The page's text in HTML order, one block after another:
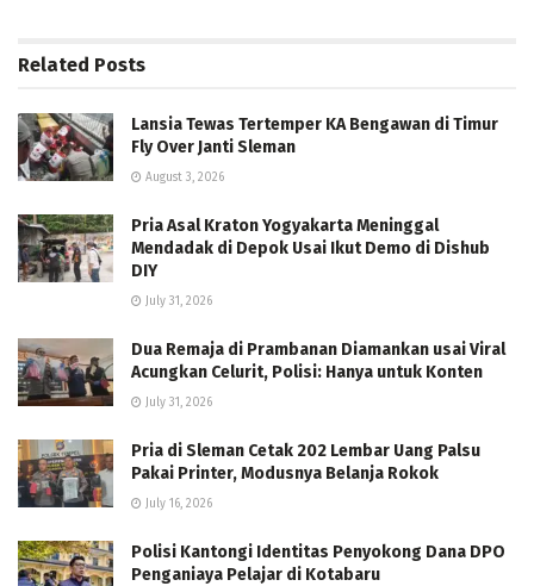
Related Posts
Lansia Tewas Tertemper KA Bengawan di Timur
Fly Over Janti Sleman
August 3, 2026
Pria Asal Kraton Yogyakarta Meninggal
Mendadak di Depok Usai Ikut Demo di Dishub
DIY
July 31, 2026
Dua Remaja di Prambanan Diamankan usai Viral
Acungkan Celurit, Polisi: Hanya untuk Konten
July 31, 2026
Pria di Sleman Cetak 202 Lembar Uang Palsu
Pakai Printer, Modusnya Belanja Rokok
July 16, 2026
Polisi Kantongi Identitas Penyokong Dana DPO
Penganiaya Pelajar di Kotabaru